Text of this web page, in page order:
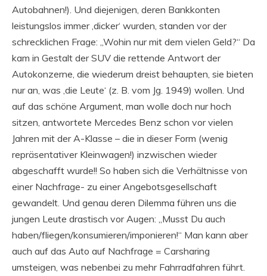
Autobahnen!). Und diejenigen, deren Bankkonten
leistungslos immer ‚dicker‘ wurden, standen vor der
schrecklichen Frage: „Wohin nur mit dem vielen Geld?“ Da
kam in Gestalt der SUV die rettende Antwort der
Autokonzerne, die wiederum dreist behaupten, sie bieten
nur an, was ‚die Leute‘ (z. B. vom Jg. 1949) wollen. Und
auf das schöne Argument, man wolle doch nur hoch
sitzen, antwortete Mercedes Benz schon vor vielen
Jahren mit der A-Klasse – die in dieser Form (wenig
repräsentativer Kleinwagen!) inzwischen wieder
abgeschafft wurde!! So haben sich die Verhältnisse von
einer Nachfrage- zu einer Angebotsgesellschaft
gewandelt. Und genau deren Dilemma führen uns die
jungen Leute drastisch vor Augen: „Musst Du auch
haben/fliegen/konsumieren/imponieren!“ Man kann aber
auch auf das Auto auf Nachfrage = Carsharing
umsteigen, was nebenbei zu mehr Fahrradfahren führt.